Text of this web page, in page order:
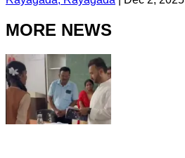
MORE NEWS